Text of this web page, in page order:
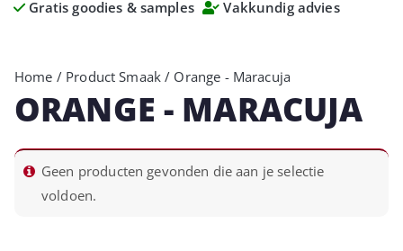
Gratis goodies & samples
Vakkundig advies
Home / Product Smaak / Orange - Maracuja
ORANGE - MARACUJA
Geen producten gevonden die aan je selectie
voldoen.